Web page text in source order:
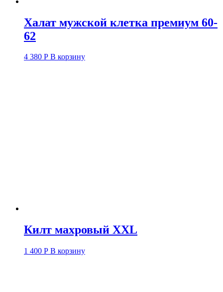
Халат мужской клетка премиум 60-
62
4 380 Р В корзину
Килт махровый XXL
1 400 Р В корзину